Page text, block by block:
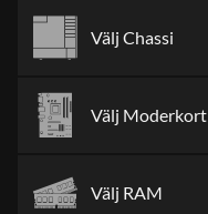
Välj Chassi
Välj Moderkort
Välj RAM